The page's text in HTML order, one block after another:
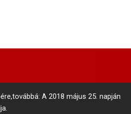
A 2018 május 25. napján